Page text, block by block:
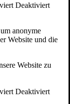
Deaktiviert
anonyme
Website und die
Website zu
Deaktiviert